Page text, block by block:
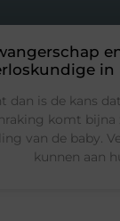
in
dan is de kans
komt bijna
van de baby.
kunnen aan